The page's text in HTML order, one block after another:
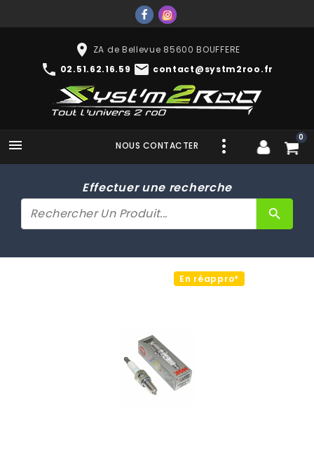
place ZA de Bellevue 85600 BOUFFERE
phone 02.51.62.16.59 mail contact@systm2roo.fr
 0
NOUS CONTACTER
Effectuer une recherche
search
En réappro*